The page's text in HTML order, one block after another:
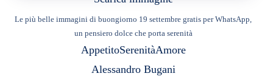
Le più belle immagini di buongiorno 19 settembre gratis per WhatsApp,
un pensiero dolce che porta serenità
AppetitoSerenitàAmore
Alessandro Bugani